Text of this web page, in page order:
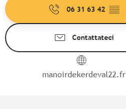
06 31 63 42 ▒▒
Contattateci
manoirdekerdeval22.fr